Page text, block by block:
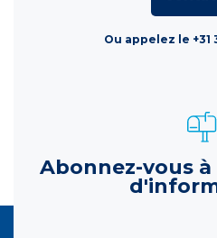
Ou appelez le +31
Abonnez-vous